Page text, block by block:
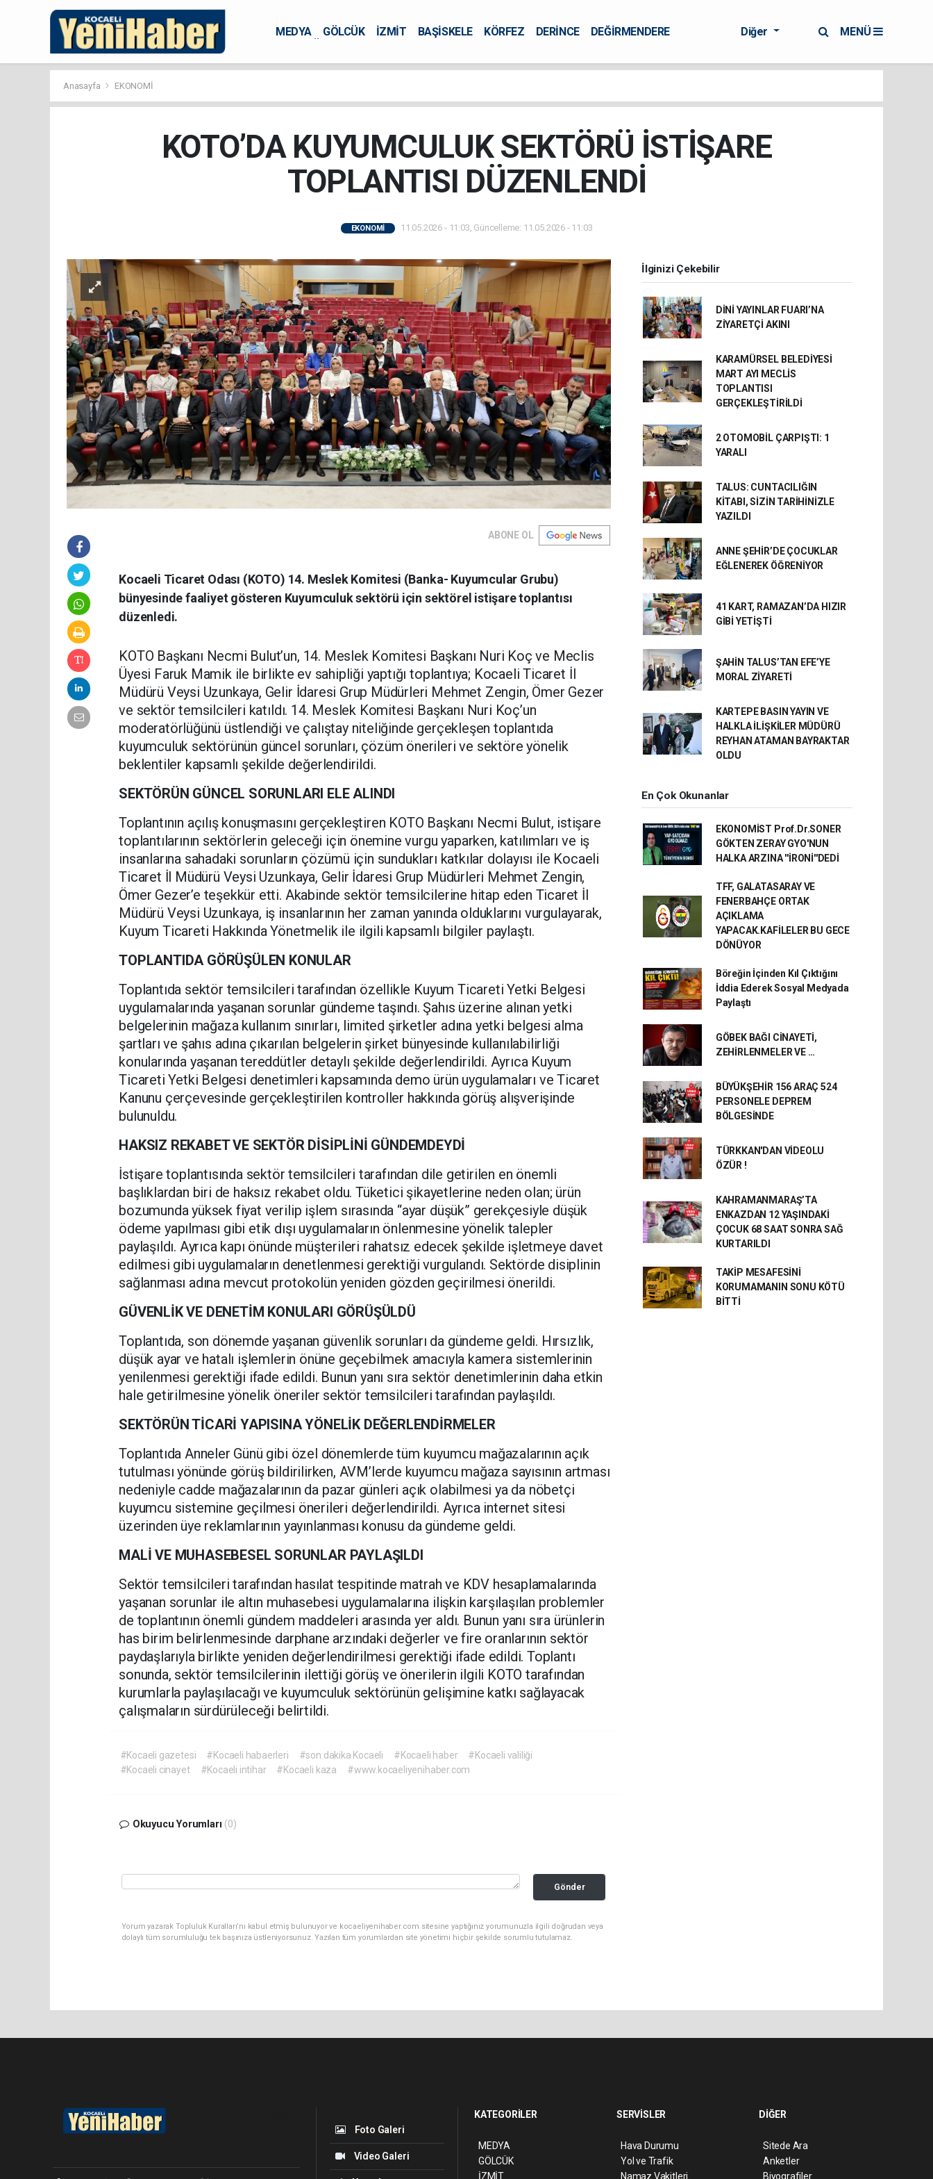
MEDYA GÖLCÜK İZMİT BAŞİSKELE KÖRFEZ DERİNCE
DEĞİRMENDERE
Diğer MENÜ
Anasayfa EKONOMİ
KOTO’DA KUYUMCULUK SEKTÖRÜ İSTİŞARE
TOPLANTISI DÜZENLENDİ
EKONOMİ 11.05.2026 - 11:03, Güncelleme: 11.05.2026 - 11:03
ABONE OL
Kocaeli Ticaret Odası (KOTO) 14. Meslek Komitesi (Banka- Kuyumcular Grubu)
bünyesinde faaliyet gösteren Kuyumculuk sektörü için sektörel istişare toplantısı
düzenledi.
KOTO Başkanı Necmi Bulut’un, 14. Meslek Komitesi Başkanı Nuri Koç ve Meclis
Üyesi Faruk Mamik ile birlikte ev sahipliği yaptığı toplantıya; Kocaeli Ticaret İl
Müdürü Veysi Uzunkaya, Gelir İdaresi Grup Müdürleri Mehmet Zengin, Ömer Gezer
ve sektör temsilcileri katıldı. 14. Meslek Komitesi Başkanı Nuri Koç’un
moderatörlüğünü üstlendiği ve çalıştay niteliğinde gerçekleşen toplantıda
kuyumculuk sektörünün güncel sorunları, çözüm önerileri ve sektöre yönelik
beklentiler kapsamlı şekilde değerlendirildi.
SEKTÖRÜN GÜNCEL SORUNLARI ELE ALINDI
Toplantının açılış konuşmasını gerçekleştiren KOTO Başkanı Necmi Bulut, istişare
toplantılarının sektörlerin geleceği için önemine vurgu yaparken, katılımları ve iş
insanlarına sahadaki sorunların çözümü için sundukları katkılar dolayısı ile Kocaeli
Ticaret İl Müdürü Veysi Uzunkaya, Gelir İdaresi Grup Müdürleri Mehmet Zengin,
Ömer Gezer’e teşekkür etti. Akabinde sektör temsilcilerine hitap eden Ticaret İl
Müdürü Veysi Uzunkaya, iş insanlarının her zaman yanında olduklarını vurgulayarak,
Kuyum Ticareti Hakkında Yönetmelik ile ilgili kapsamlı bilgiler paylaştı.
TOPLANTIDA GÖRÜŞÜLEN KONULAR
Toplantıda sektör temsilcileri tarafından özellikle Kuyum Ticareti Yetki Belgesi
uygulamalarında yaşanan sorunlar gündeme taşındı. Şahıs üzerine alınan yetki
belgelerinin mağaza kullanım sınırları, limited şirketler adına yetki belgesi alma
şartları ve şahıs adına çıkarılan belgelerin şirket bünyesinde kullanılabilirliği
konularında yaşanan tereddütler detaylı şekilde değerlendirildi. Ayrıca Kuyum
Ticareti Yetki Belgesi denetimleri kapsamında demo ürün uygulamaları ve Ticaret
Kanunu çerçevesinde gerçekleştirilen kontroller hakkında görüş alışverişinde
bulunuldu.
HAKSIZ REKABET VE SEKTÖR DİSİPLİNİ GÜNDEMDEYDİ
İstişare toplantısında sektör temsilcileri tarafından dile getirilen en önemli
başlıklardan biri de haksız rekabet oldu. Tüketici şikayetlerine neden olan; ürün
bozumunda yüksek fiyat verilip işlem sırasında “ayar düşük” gerekçesiyle düşük
ödeme yapılması gibi etik dışı uygulamaların önlenmesine yönelik talepler
paylaşıldı. Ayrıca kapı önünde müşterileri rahatsız edecek şekilde işletmeye davet
edilmesi gibi uygulamaların denetlenmesi gerektiği vurgulandı. Sektörde disiplinin
sağlanması adına mevcut protokolün yeniden gözden geçirilmesi önerildi.
GÜVENLİK VE DENETİM KONULARI GÖRÜŞÜLDÜ
Toplantıda, son dönemde yaşanan güvenlik sorunları da gündeme geldi. Hırsızlık,
düşük ayar ve hatalı işlemlerin önüne geçebilmek amacıyla kamera sistemlerinin
yenilenmesi gerektiği ifade edildi. Bunun yanı sıra sektör denetimlerinin daha etkin
hale getirilmesine yönelik öneriler sektör temsilcileri tarafından paylaşıldı.
SEKTÖRÜN TİCARİ YAPISINA YÖNELİK DEĞERLENDİRMELER
Toplantıda Anneler Günü gibi özel dönemlerde tüm kuyumcu mağazalarının açık
tutulması yönünde görüş bildirilirken, AVM’lerde kuyumcu mağaza sayısının artması
nedeniyle cadde mağazalarının da pazar günleri açık olabilmesi ya da nöbetçi
kuyumcu sistemine geçilmesi önerileri değerlendirildi. Ayrıca internet sitesi
üzerinden üye reklamlarının yayınlanması konusu da gündeme geldi.
MALİ VE MUHASEBESEL SORUNLAR PAYLAŞILDI
Sektör temsilcileri tarafından hasılat tespitinde matrah ve KDV hesaplamalarında
yaşanan sorunlar ile altın muhasebesi uygulamalarına ilişkin karşılaşılan problemler
de toplantının önemli gündem maddeleri arasında yer aldı. Bunun yanı sıra ürünlerin
has birim belirlenmesinde darphane arzındaki değerler ve fire oranlarının sektör
paydaşlarıyla birlikte yeniden değerlendirilmesi gerektiği ifade edildi. Toplantı
sonunda, sektör temsilcilerinin ilettiği görüş ve önerilerin ilgili KOTO tarafından
kurumlarla paylaşılacağı ve kuyumculuk sektörünün gelişimine katkı sağlayacak
çalışmaların sürdürüleceği belirtildi.
#Kocaeli gazetesi #Kocaeli habaerleri #son dakika Kocaeli #Kocaeli haber
#Kocaeli valiliği
#Kocaeli cinayet
#Kocaeli intihar #Kocaeli kaza #www.kocaeliyenihaber.com
Okuyucu Yorumları (0)
Gönder
Yorum yazarak Topluluk Kuralları’nı kabul etmiş bulunuyor ve kocaeliyenihaber.com sitesine yaptığınız yorumunuzla ilgili doğrudan veya
dolaylı tüm sorumluluğu tek başınıza üstleniyorsunuz. Yazılan tüm yorumlardan site yönetimi hiçbir şekilde sorumlu tutulamaz.
İlginizi Çekebilir
DİNİ YAYINLAR FUARI’NA
ZİYARETÇİ AKINI
KARAMÜRSEL BELEDİYESİ
MART AYI MECLİS
TOPLANTISI
GERÇEKLEŞTİRİLDİ
2 OTOMOBİL ÇARPIŞTI: 1
YARALI
TALUS: CUNTACILIĞIN
KİTABI, SİZİN TARİHİNİZLE
YAZILDI
ANNE ŞEHİR’DE ÇOCUKLAR
EĞLENEREK ÖĞRENİYOR
41 KART, RAMAZAN’DA HIZIR
GİBİ YETİŞTİ
ŞAHİN TALUS’TAN EFE’YE
MORAL ZİYARETİ
KARTEPE BASIN YAYIN VE
HALKLA İLİŞKİLER MÜDÜRÜ
REYHAN ATAMAN BAYRAKTAR
OLDU
En Çok Okunanlar
EKONOMİST Prof.Dr.SONER
GÖKTEN ZERAY GYO'NUN
HALKA ARZINA ''İRONİ''DEDİ
TFF, GALATASARAY VE
FENERBAHÇE ORTAK
AÇIKLAMA
YAPACAK.KAFİLELER BU GECE
DÖNÜYOR
Böreğin İçinden Kıl Çıktığını
İddia Ederek Sosyal Medyada
Paylaştı
GÖBEK BAĞI CİNAYETİ,
ZEHİRLENMELER VE …
BÜYÜKŞEHİR 156 ARAÇ 524
PERSONELE DEPREM
BÖLGESİNDE
TÜRKKAN'DAN VİDEOLU
ÖZÜR !
KAHRAMANMARAŞ’TA
ENKAZDAN 12 YAŞINDAKİ
ÇOCUK 68 SAAT SONRA SAĞ
KURTARILDI
TAKİP MESAFESİNİ
KORUMAMANIN SONU KÖTÜ
BİTTİ
Foto Galeri
Video Galeri
KATEGORİLER
MEDYA
GÖLCÜK
İZMİT
SERVİSLER
Hava Durumu
Yol ve Trafik
Namaz Vakitleri
DİĞER
Sitede Ara
Anketler
Biyografiler